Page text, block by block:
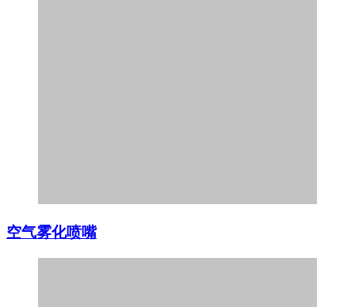
空气雾化喷嘴